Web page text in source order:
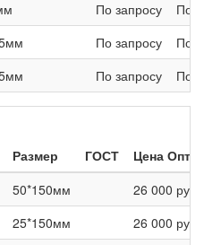
По запросу
По
По запросу
По
По запросу По
Размер ГОСТ
Цена Опт
50*150мм
26 000 руб.
25*150мм
26 000 руб.